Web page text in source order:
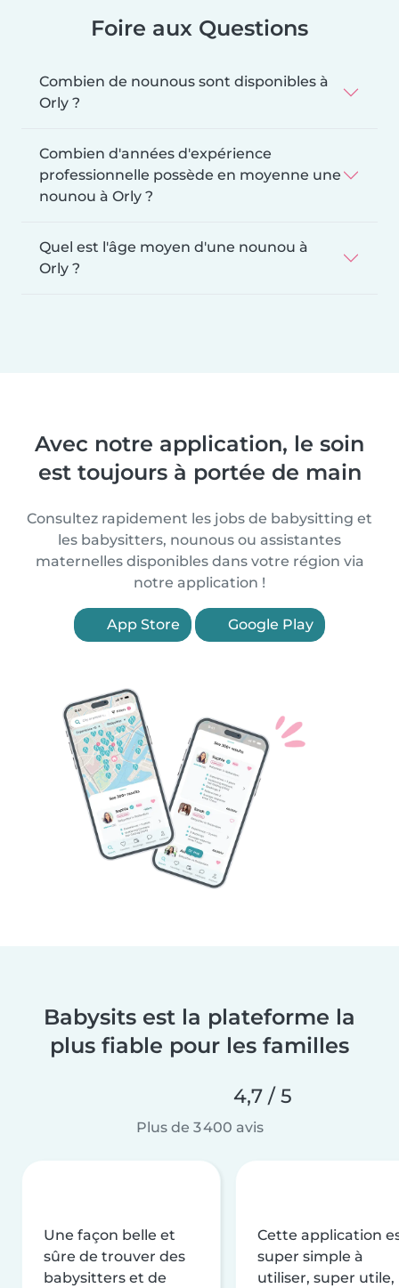
Foire aux Questions
Combien de nounous sont disponibles à
Orly ?
Combien d'années d'expérience
professionnelle possède en moyenne une
nounou à Orly ?
Quel est l'âge moyen d'une nounou à
Orly ?
Avec notre application, le soin
est toujours à portée de main
Consultez rapidement les jobs de babysitting et
les babysitters, nounous ou assistantes
maternelles disponibles dans votre région via
notre application !
App Store Google Play
Babysits est la plateforme la
plus fiable pour les familles
4,7 / 5
Plus de 3 400 avis
Une façon belle et
sûre de trouver des
babysitters et de
Cette application
super simple à
utiliser, super utile,